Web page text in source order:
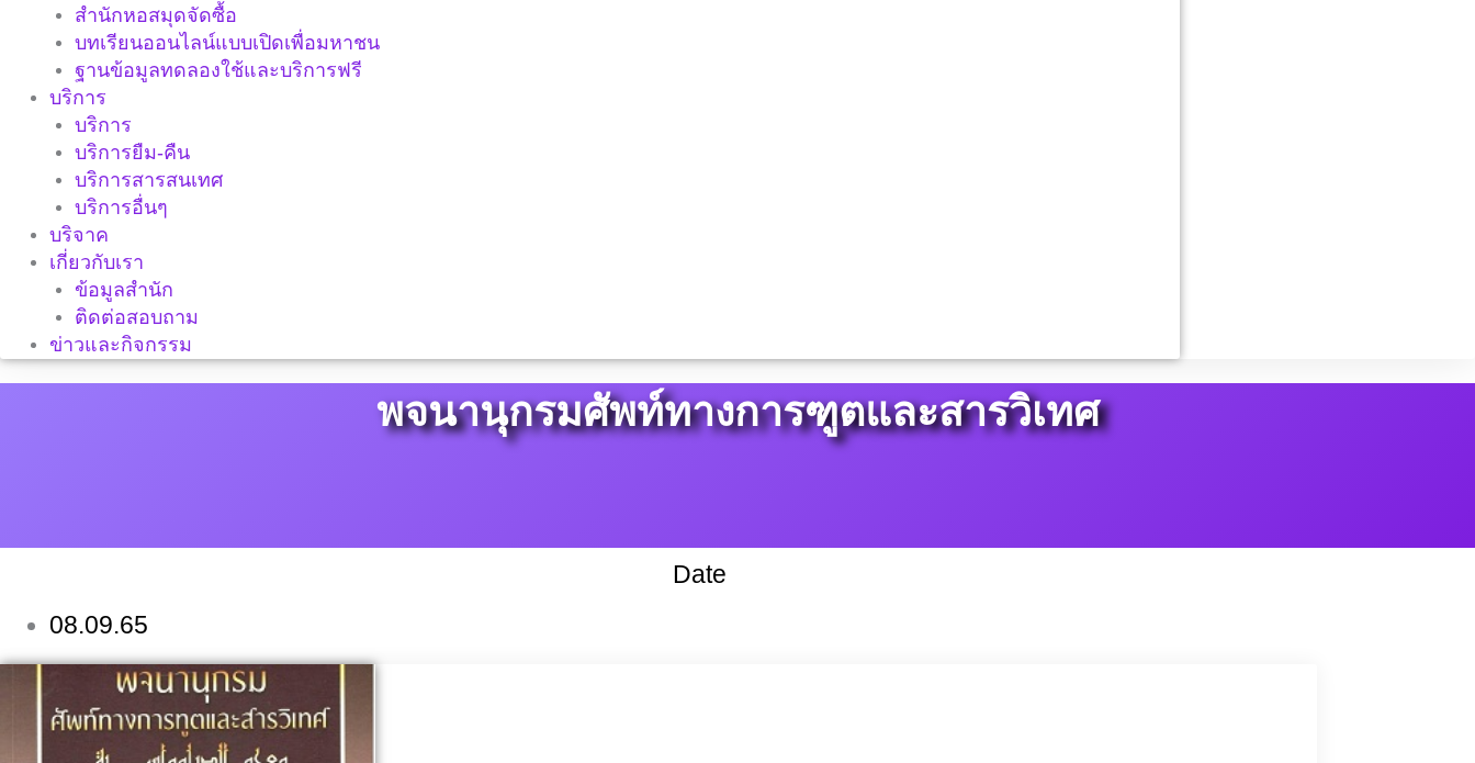
สำนักหอสมุดจัดซื้อ
บทเรียนออนไลน์แบบเปิดเพื่อมหาชน
ฐานข้อมูลทดลองใช้และบริการฟรี
บริการ
บริการ
บริการยืม-คืน
บริการสารสนเทศ
บริการอื่นๆ
บริจาค
เกี่ยวกับเรา
ข้อมูลสำนัก
ติดต่อสอบถาม
ข่าวและกิจกรรม
พจนานุกรมศัพท์ทางการฑูตและสารวิเทศ
Date
08.09.65